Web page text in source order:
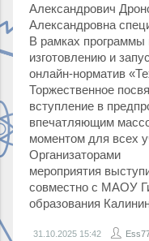
Александрович
Александровна
В рамках программы
изготовлению и
онлайн-норматив
Торжественное
вступление в
впечатляющим
моментом для всех
Организаторами
мероприятия
совместно с МАОУ
образования
31.10.2025 15:42